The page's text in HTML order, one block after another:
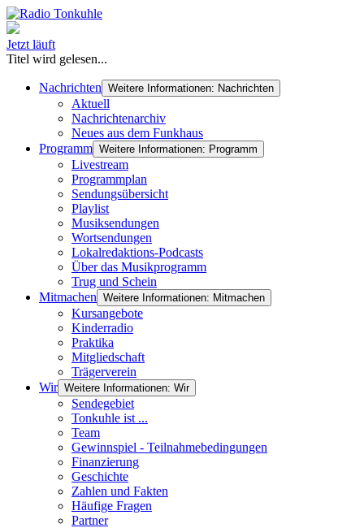
Jetzt läuft
Titel wird gelesen...
Nachrichten Weitere Informationen: Nachrichten
Aktuell
Nachrichtenarchiv
Neues aus dem Funkhaus
Programm Weitere Informationen: Programm
Livestream
Programmplan
Sendungsübersicht
Playlist
Musiksendungen
Wortsendungen
Lokalredaktions-Podcasts
Über das Musikprogramm
Trug und Schein
Mitmachen Weitere Informationen: Mitmachen
Kursangebote
Kinderradio
Praktika
Mitgliedschaft
Trägerverein
Wir Weitere Informationen: Wir
Sendegebiet
Tonkuhle ist ...
Team
Gewinnspiel - Teilnahmebedingungen
Finanzierung
Geschichte
Zahlen und Fakten
Häufige Fragen
Partner